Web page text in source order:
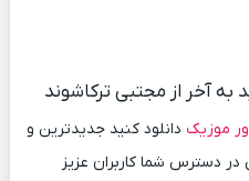
به آخر از مجتبی ترکاشوند
موزیک دانلود کنید جدیدترین و
دسترس شما کاربران عزیز